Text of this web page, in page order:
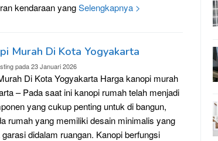
kendaraan yangSelengkapnya >
Murah Di Kota Yogyakarta
pada23 Januari 2026
Di Kota Yogyakarta Harga kanopi murah
– Pada saat ini kanopi rumah telah menjadi
yang cukup penting untuk di bangun,
rumah yang memiliki desain minimalis yang
didalam ruangan. Kanopi berfungsi